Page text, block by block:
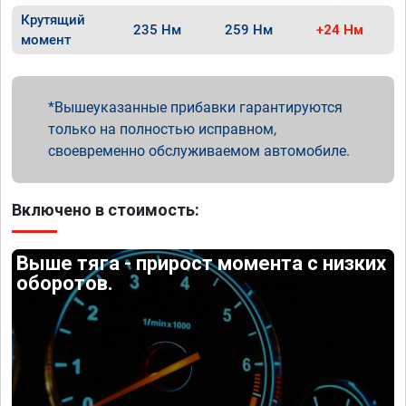
Крутящий
момент
235 Нм 259 Нм +24 Нм
Вышеуказанные прибавки гарантируются
только на полностью исправном,
своевременно обслуживаемом автомобиле.
Включено в стоимость:
Выше тяга - прирост момента с низких
оборотов.